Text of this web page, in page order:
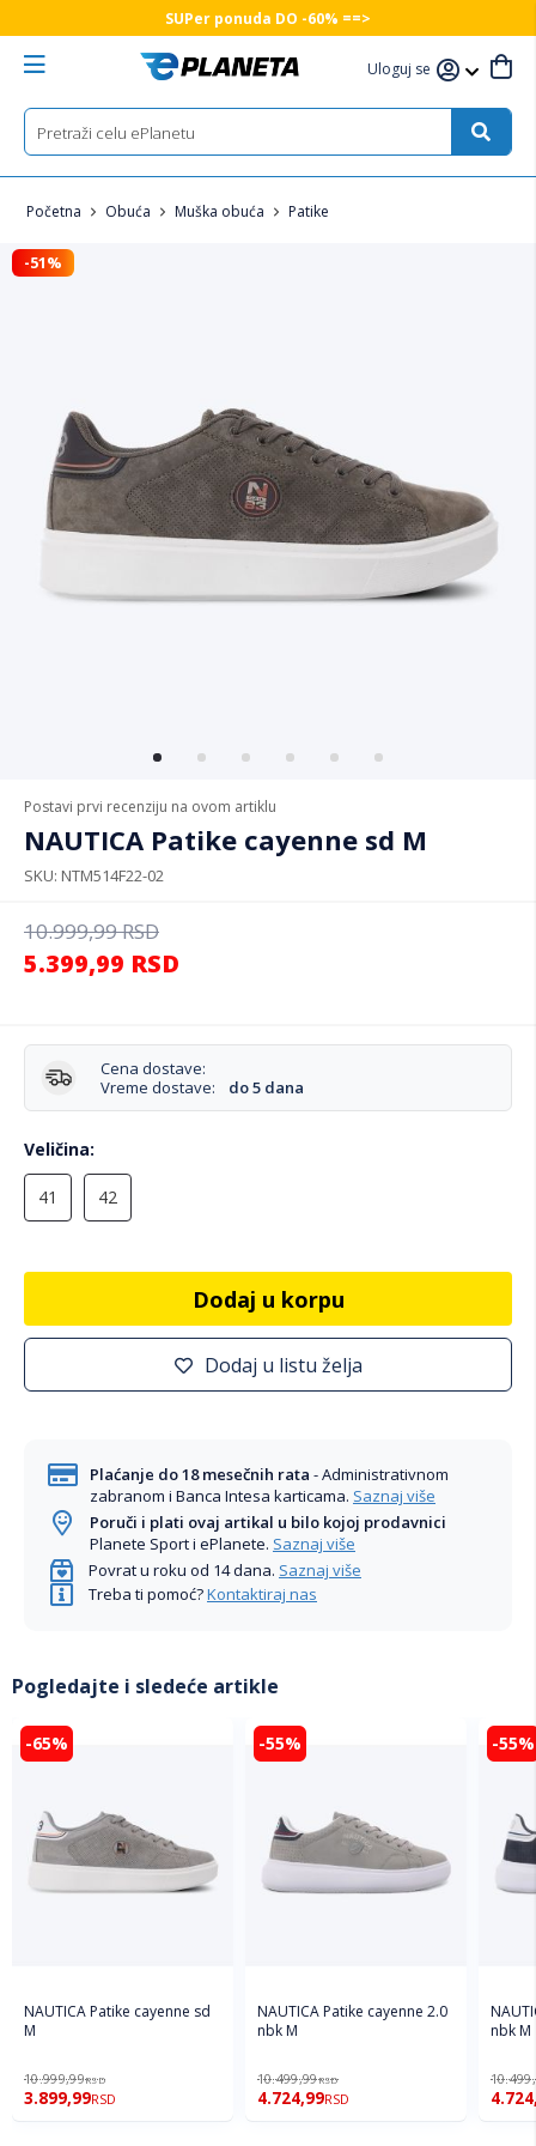
SUPer ponuda DO -60% ==>
Uloguj se
Početna Obuća Muška obuća Patike
Postavi prvi recenziju na ovom artiklu
NAUTICA Patike cayenne sd M
SKU NTM514F22-02
10.999,99RSD
5.399,99 RSD
Cena dostave:
Vreme dostave:
do 5 dana
Veličina
41 42
Dodaj u korpu
Dodaj u listu želja
Plaćanje do 18 mesečnih rata - Administrativnom
zabranom i Banca Intesa karticama. Saznaj više
Poruči i plati ovaj artikal u bilo kojoj prodavnici
Planete Sport i ePlanete. Saznaj više
Povrat u roku od 14 dana. Saznaj više
Treba ti pomoć?Kontaktiraj nas
-51%
Pogledajte i sledeće artikle
-65%
NAUTICA Patike cayenne sd
M
10.999,99RSD
3.899,99RSD
-55%
NAUTICA Patike cayenne 2.0
nbk M
10.499,99RSD
4.724,99RSD
-55%
nbk M